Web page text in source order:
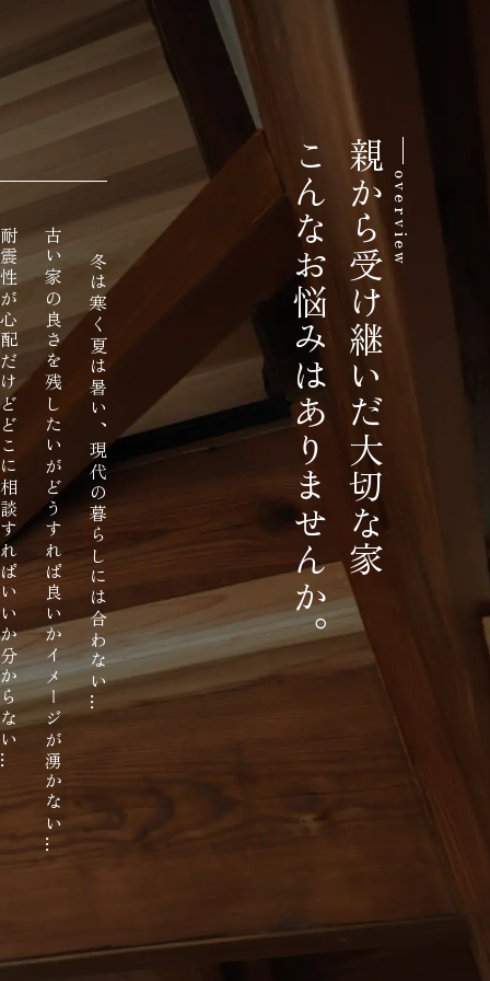
overview
親から受け継いだ大切な家
こんなお悩みはありませんか。
ればいいか分からない古い家の良さを残したいがどうすれば良いかイメージが湧かない
…
冬は寒く夏は暑い、現代の暮らしには合わない
…